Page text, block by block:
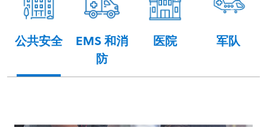
公共安全
EMS 和消
防
医院 军队